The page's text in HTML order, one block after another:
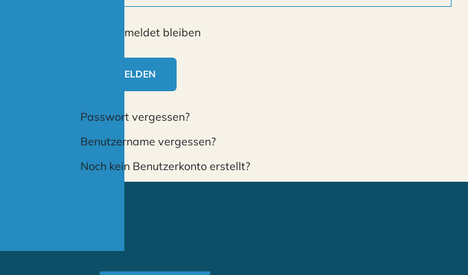
Angemeldet bleiben
ANMELDEN
Passwort vergessen?
Benutzername vergessen?
Noch kein Benutzerkonto erstellt?